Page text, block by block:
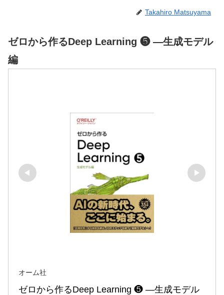
Takahiro Matsuyama
ゼロから作るDeep Learning ❺ ―生成モデル
編
オーム社
ゼロから作るDeep Learning ❺ ―生成モデル